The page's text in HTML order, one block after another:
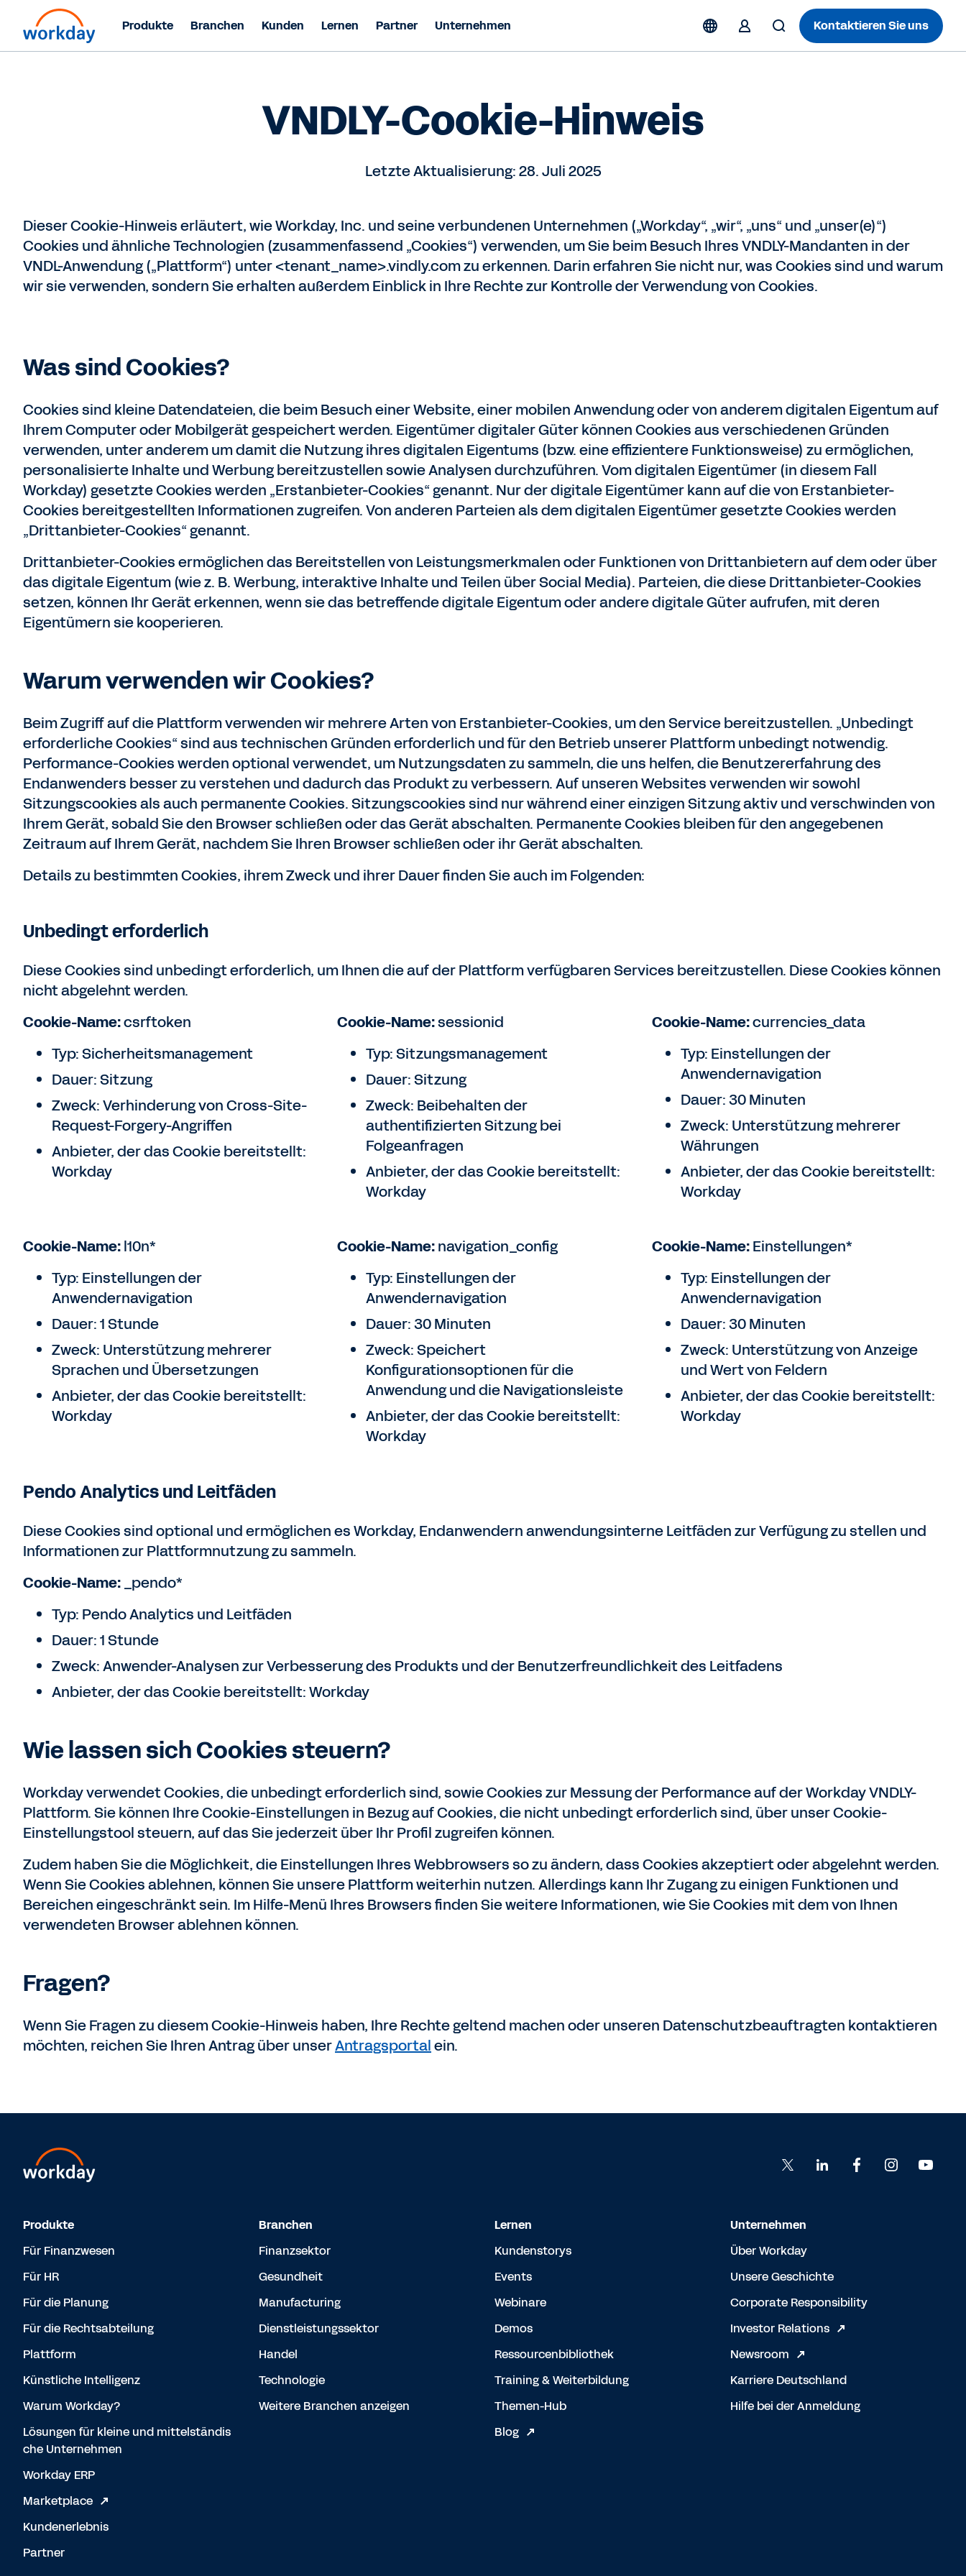
Produkte Branchen Kunden Lernen Partner Unternehmen Kontaktieren Sie uns
VNDLY-Cookie-Hinweis
Letzte Aktualisierung: 28. Juli 2025
Dieser Cookie-Hinweis erläutert, wie Workday, Inc. und seine verbundenen Unternehmen („Workday“, „wir“, „uns“ und „unser(e)“)
Cookies und ähnliche Technologien (zusammenfassend „Cookies“) verwenden, um Sie beim Besuch Ihres VNDLY-Mandanten in der
VNDL-Anwendung („Plattform“) unter <tenant_name>.vindly.com zu erkennen. Darin erfahren Sie nicht nur, was Cookies sind und warum
wir sie verwenden, sondern Sie erhalten außerdem Einblick in Ihre Rechte zur Kontrolle der Verwendung von Cookies.
Was sind Cookies?
Cookies sind kleine Datendateien, die beim Besuch einer Website, einer mobilen Anwendung oder von anderem digitalen Eigentum auf
Ihrem Computer oder Mobilgerät gespeichert werden. Eigentümer digitaler Güter können Cookies aus verschiedenen Gründen
verwenden, unter anderem um damit die Nutzung ihres digitalen Eigentums (bzw. eine effizientere Funktionsweise) zu ermöglichen,
personalisierte Inhalte und Werbung bereitzustellen sowie Analysen durchzuführen. Vom digitalen Eigentümer (in diesem Fall
Workday) gesetzte Cookies werden „Erstanbieter-Cookies“ genannt. Nur der digitale Eigentümer kann auf die von Erstanbieter-
Cookies bereitgestellten Informationen zugreifen. Von anderen Parteien als dem digitalen Eigentümer gesetzte Cookies werden
„Drittanbieter-Cookies“ genannt.
Drittanbieter-Cookies ermöglichen das Bereitstellen von Leistungsmerkmalen oder Funktionen von Drittanbietern auf dem oder über
das digitale Eigentum (wie z. B. Werbung, interaktive Inhalte und Teilen über Social Media). Parteien, die diese Drittanbieter-Cookies
setzen, können Ihr Gerät erkennen, wenn sie das betreffende digitale Eigentum oder andere digitale Güter aufrufen, mit deren
Eigentümern sie kooperieren.
Warum verwenden wir Cookies?
Beim Zugriff auf die Plattform verwenden wir mehrere Arten von Erstanbieter-Cookies, um den Service bereitzustellen. „Unbedingt
erforderliche Cookies“ sind aus technischen Gründen erforderlich und für den Betrieb unserer Plattform unbedingt notwendig.
Performance-Cookies werden optional verwendet, um Nutzungsdaten zu sammeln, die uns helfen, die Benutzererfahrung des
Endanwenders besser zu verstehen und dadurch das Produkt zu verbessern. Auf unseren Websites verwenden wir sowohl
Sitzungscookies als auch permanente Cookies. Sitzungscookies sind nur während einer einzigen Sitzung aktiv und verschwinden von
Ihrem Gerät, sobald Sie den Browser schließen oder das Gerät abschalten. Permanente Cookies bleiben für den angegebenen
Zeitraum auf Ihrem Gerät, nachdem Sie Ihren Browser schließen oder ihr Gerät abschalten.
Details zu bestimmten Cookies, ihrem Zweck und ihrer Dauer finden Sie auch im Folgenden:
Unbedingt erforderlich
Diese Cookies sind unbedingt erforderlich, um Ihnen die auf der Plattform verfügbaren Services bereitzustellen. Diese Cookies können
nicht abgelehnt werden.
Cookie-Name:csrftoken
Typ: Sicherheitsmanagement
Dauer: Sitzung
Zweck: Verhinderung von Cross-Site-
Request-Forgery-Angriffen
Anbieter, der das Cookie bereitstellt:
Workday
Cookie-Name:sessionid
Typ: Sitzungsmanagement
Dauer: Sitzung
Zweck: Beibehalten der
authentifizierten Sitzung bei
Folgeanfragen
Anbieter, der das Cookie bereitstellt:
Workday
Cookie-Name:currencies_data
Typ: Einstellungen der
Anwendernavigation
Dauer: 30 Minuten
Zweck: Unterstützung mehrerer
Währungen
Anbieter, der das Cookie bereitstellt:
Workday
Cookie-Name:l10n*
Typ: Einstellungen der
Anwendernavigation
Dauer: 1 Stunde
Zweck: Unterstützung mehrerer
Sprachen und Übersetzungen
Anbieter, der das Cookie bereitstellt:
Workday
Cookie-Name:navigation_config
Typ: Einstellungen der
Anwendernavigation
Dauer: 30 Minuten
Zweck: Speichert
Konfigurationsoptionen für die
Anwendung und die Navigationsleiste
Anbieter, der das Cookie bereitstellt:
Workday
Cookie-Name:Einstellungen*
Typ: Einstellungen der
Anwendernavigation
Dauer: 30 Minuten
Zweck: Unterstützung von Anzeige
und Wert von Feldern
Anbieter, der das Cookie bereitstellt:
Workday
Pendo Analytics und Leitfäden
Diese Cookies sind optional und ermöglichen es Workday, Endanwendern anwendungsinterne Leitfäden zur Verfügung zu stellen und
Informationen zur Plattformnutzung zu sammeln.
Cookie-Name:_pendo*
Typ: Pendo Analytics und Leitfäden
Dauer: 1 Stunde
Zweck: Anwender-Analysen zur Verbesserung des Produkts und der Benutzerfreundlichkeit des Leitfadens
Anbieter, der das Cookie bereitstellt: Workday
Wie lassen sich Cookies steuern?
Workday verwendet Cookies, die unbedingt erforderlich sind, sowie Cookies zur Messung der Performance auf der Workday VNDLY-
Plattform. Sie können Ihre Cookie-Einstellungen in Bezug auf Cookies, die nicht unbedingt erforderlich sind, über unser Cookie-
Einstellungstool steuern, auf das Sie jederzeit über Ihr Profil zugreifen können.
Zudem haben Sie die Möglichkeit, die Einstellungen Ihres Webbrowsers so zu ändern, dass Cookies akzeptiert oder abgelehnt werden.
Wenn Sie Cookies ablehnen, können Sie unsere Plattform weiterhin nutzen. Allerdings kann Ihr Zugang zu einigen Funktionen und
Bereichen eingeschränkt sein. Im Hilfe-Menü Ihres Browsers finden Sie weitere Informationen, wie Sie Cookies mit dem von Ihnen
verwendeten Browser ablehnen können.
Fragen?
Wenn Sie Fragen zu diesem Cookie-Hinweis haben, Ihre Rechte geltend machen oder unseren Datenschutzbeauftragten kontaktieren
möchten, reichen Sie Ihren Antrag über unserAntragsportalein.
Produkte
Für Finanzwesen
Für HR
Für die Planung
Für die Rechtsabteilung
Plattform
Künstliche Intelligenz
Warum Workday?
Lösungen für kleine und mittelständis
che Unternehmen
Workday ERP
Marketplace
Kundenerlebnis
Partner
Branchen
Finanzsektor
Gesundheit
Manufacturing
Dienstleistungssektor
Handel
Technologie
Weitere Branchen anzeigen
Lernen
Kundenstorys
Events
Webinare
Demos
Ressourcenbibliothek
Training & Weiterbildung
Themen-Hub
Blog
Unternehmen
Über Workday
Unsere Geschichte
Corporate Responsibility
Investor Relations
Newsroom
Karriere Deutschland
Hilfe bei der Anmeldung